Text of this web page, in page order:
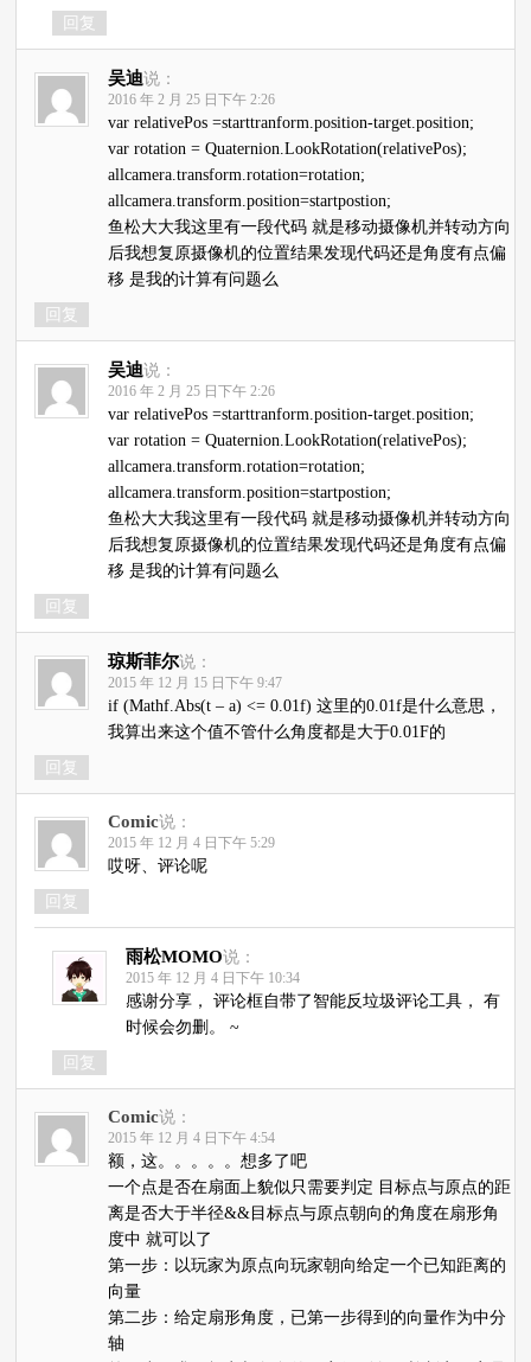
回复
吴迪说：
2016 年 2 月 25 日下午 2:26
var relativePos =starttranform.position-target.position;
var rotation = Quaternion.LookRotation(relativePos);
allcamera.transform.rotation=rotation;
allcamera.transform.position=startpostion;
鱼松大大我这里有一段代码 就是移动摄像机并转动方向
后我想复原摄像机的位置结果发现代码还是角度有点偏
移 是我的计算有问题么
回复
吴迪说：
2016 年 2 月 25 日下午 2:26
var relativePos =starttranform.position-target.position;
var rotation = Quaternion.LookRotation(relativePos);
allcamera.transform.rotation=rotation;
allcamera.transform.position=startpostion;
鱼松大大我这里有一段代码 就是移动摄像机并转动方向
后我想复原摄像机的位置结果发现代码还是角度有点偏
移 是我的计算有问题么
回复
琼斯菲尔说：
2015 年 12 月 15 日下午 9:47
if (Mathf.Abs(t – a) <= 0.01f) 这里的0.01f是什么意思，
我算出来这个值不管什么角度都是大于0.01F的
回复
Comic说：
2015 年 12 月 4 日下午 5:29
哎呀、评论呢
回复
雨松MOMO说：
2015 年 12 月 4 日下午 10:34
感谢分享， 评论框自带了智能反垃圾评论工具， 有
时候会勿删。 ~
回复
Comic说：
2015 年 12 月 4 日下午 4:54
额，这。。。。。想多了吧
一个点是否在扇面上貌似只需要判定 目标点与原点的距
离是否大于半径&&目标点与原点朝向的角度在扇形角
度中 就可以了
第一步：以玩家为原点向玩家朝向给定一个已知距离的
向量
第二步：给定扇形角度，已第一步得到的向量作为中分
轴